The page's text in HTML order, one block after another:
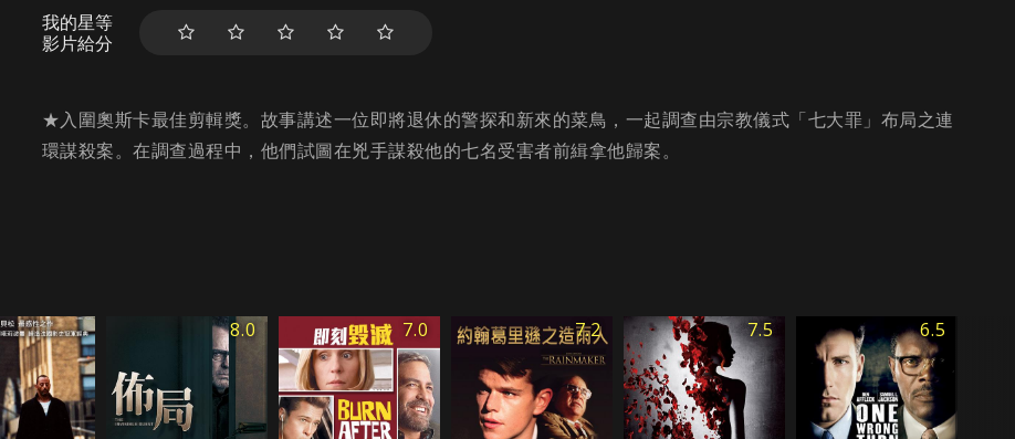
我的星等
影片給分
★入圍奧斯卡最佳剪輯獎。故事講述一位即將退休的警探和新來的菜鳥，一起調查由宗教儀式「七大罪」布局之連
環謀殺案。在調查過程中，他們試圖在兇手謀殺他的七名受害者前緝拿他歸案。
8.0 7.0 7.2 7.5 6.5